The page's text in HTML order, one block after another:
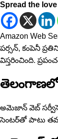
Spread the love
Amazon Web
పర్సన్, కంపెనీ
విస్తరించింది.
తెలంగాణ‌లో
అమెజాన్ వెబ్
సెంటర్‌తో పాటు తమ